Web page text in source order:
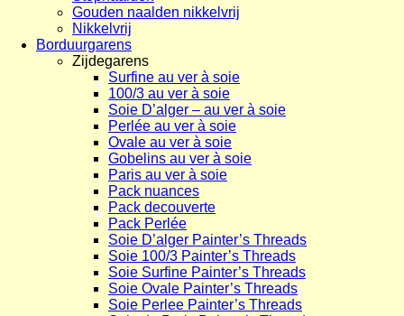
Gouden naalden nikkelvrij
Nikkelvrij
Borduurgarens
Zijdegarens
Surfine au ver à soie
100/3 au ver à soie
Soie D’alger – au ver à soie
Perlée au ver à soie
Ovale au ver à soie
Gobelins au ver à soie
Paris au ver à soie
Pack nuances
Pack decouverte
Pack Perlée
Soie D’alger Painter’s Threads
Soie 100/3 Painter’s Threads
Soie Surfine Painter’s Threads
Soie Ovale Painter’s Threads
Soie Perlee Painter’s Threads